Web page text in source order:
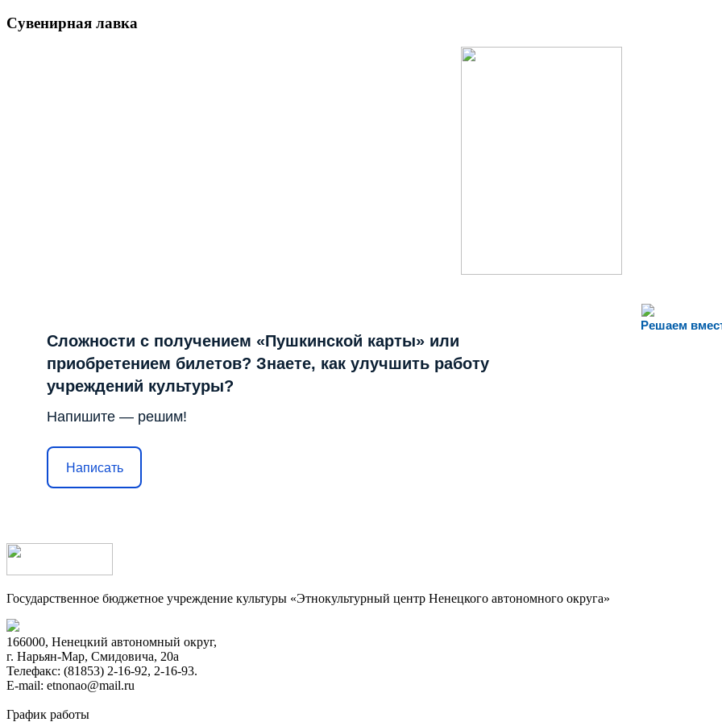
Сувенирная лавка
Решаем
Сложности с получением «Пушкинской карты» или
приобретением билетов? Знаете, как улучшить работу
учреждений культуры?
Напишите — решим!
Написать
Государственное бюджетное учреждение культуры «Этнокультурный центр Ненецкого автономного округа»
166000, Ненецкий автономный округ,
г. Нарьян-Мар, Смидовича, 20а
Телефакс: (81853) 2-16-92, 2-16-93.
E-mail: etnonao@mail.ru
График работы